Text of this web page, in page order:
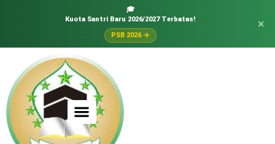
🎓
Kuota Santri Baru 2026/2027 Terbatas!
PSB 2026 →
×